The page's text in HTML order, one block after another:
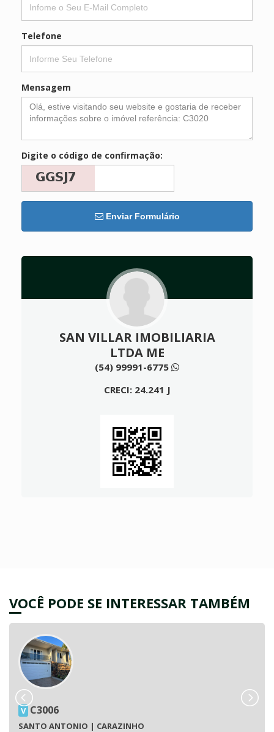
Telefone
Mensagem
Digite o código de confirmação:
Enviar Formulário
SAN VILLAR IMOBILIARIA
LTDA ME
(54) 99991-6775
CRECI: 24.241 J
VOCÊ PODE SE INTERESSAR TAMBÉM
V C3006
SANTO ANTONIO | CARAZINHO